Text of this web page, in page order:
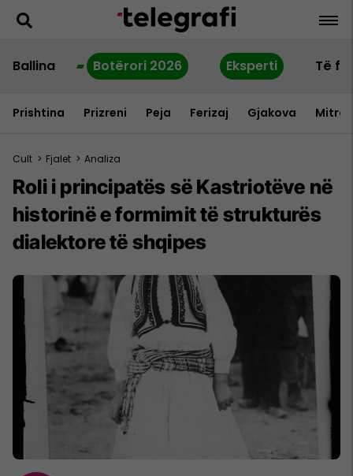
Ballina Botërori 2026 Eksperti Të
Prishtina Prizreni Peja Ferizaj Gjakova
Cult > Fjalet > Analiza
Roli i principatës së Kastriotëve në
historinë e formimit të strukturës
dialektore të shqipes